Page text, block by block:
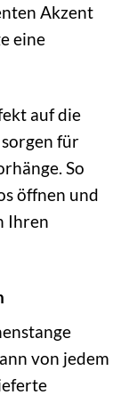
Akzent
eine
auf die
für
So
öffnen und
Ihren
von jedem